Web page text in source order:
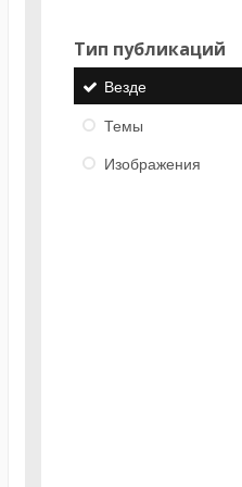
Тип публикаций
Везде
Темы
Изображения